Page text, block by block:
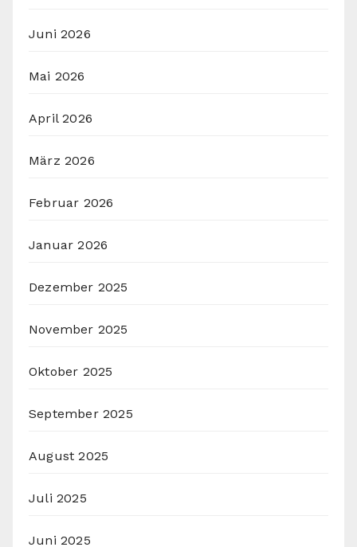
Juni 2026
Mai 2026
April 2026
März 2026
Februar 2026
Januar 2026
Dezember 2025
November 2025
Oktober 2025
September 2025
August 2025
Juli 2025
Juni 2025